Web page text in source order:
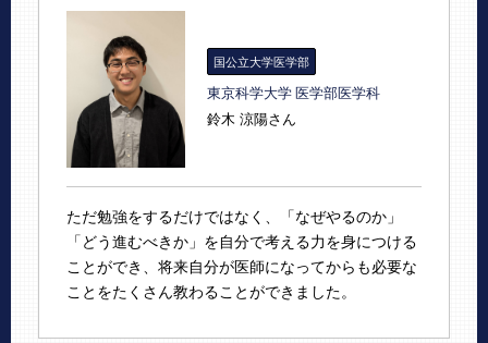
国公立大学医学部
東京科学大学 医学部医学科
鈴木 涼陽さん
ただ勉強をするだけではなく、「なぜやるのか」
「どう進むべきか」を自分で考える力を身につける
ことができ、将来自分が医師になってからも必要な
ことをたくさん教わることができました。